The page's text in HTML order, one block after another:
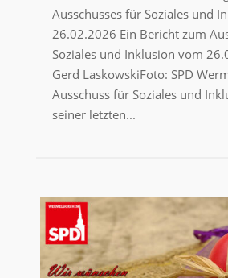
Ausschusses für Soziales und
26.02.2026 Ein Bericht zum
Soziales und Inklusion vom
Gerd LaskowskiFoto: SPD
Ausschuss für Soziales und
seiner letzten...